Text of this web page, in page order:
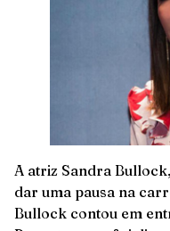
A atriz Sandra
dar uma pausa na
Bullock contou em